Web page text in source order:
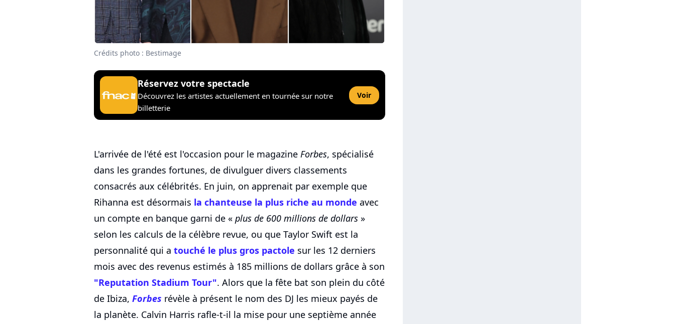
Crédits photo : Bestimage
Réservez votre spectacle
Découvrez les artistes actuellement en tournée sur notre
billetterie
Voir
L'arrivée de l'été est l'occasion pour le magazine Forbes, spécialisé
dans les grandes fortunes, de divulguer divers classements
consacrés aux célébrités. En juin, on apprenait par exemple que
Rihanna est désormais la chanteuse la plus riche au monde avec
un compte en banque garni de « plus de 600 millions de dollars »
selon les calculs de la célèbre revue, ou que Taylor Swift est la
personnalité qui a touché le plus gros pactole sur les 12 derniers
mois avec des revenus estimés à 185 millions de dollars grâce à son
"Reputation Stadium Tour". Alors que la fête bat son plein du côté
de Ibiza, Forbes révèle à présent le nom des DJ les mieux payés de
la planète. Calvin Harris rafle-t-il la mise pour une septième année